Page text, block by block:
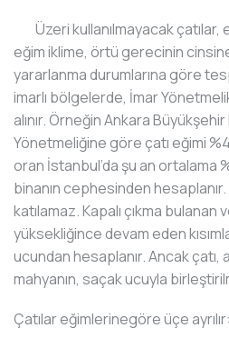
Üzeri kullanılmayacak çatılar,
eğim iklime, örtü gerecinin
yararlanma durumlarına göre
imarlı bölgelerde, İmar
alınır. Örneğin Ankara
Yönetmeliğine göre çatı eğimi
oran İstanbul’da şu an ortalama
binanın cephesinden
katılamaz. Kapalı çıkma bulanan
yüksekliğince devam eden
ucundan hesaplanır. Ancak çatı,
mahyanın, saçak ucuyla
Çatılar eğimlerinegöre üçe ayrılır: